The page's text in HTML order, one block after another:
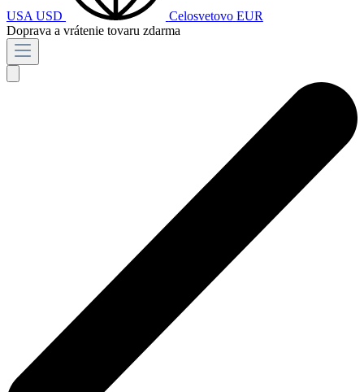
USA USD Celosvetovo EUR
Doprava a vrátenie tovaru zdarma